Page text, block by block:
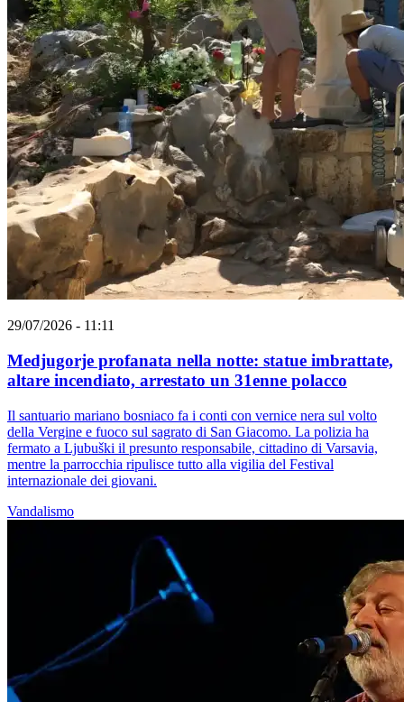
29/07/2026 - 11:11
Medjugorje profanata nella notte: statue imbrattate,
altare incendiato, arrestato un 31enne polacco
Il santuario mariano bosniaco fa i conti con vernice nera sul volto
della Vergine e fuoco sul sagrato di San Giacomo. La polizia ha
fermato a Ljubuški il presunto responsabile, cittadino di Varsavia,
mentre la parrocchia ripulisce tutto alla vigilia del Festival
internazionale dei giovani.
Vandalismo